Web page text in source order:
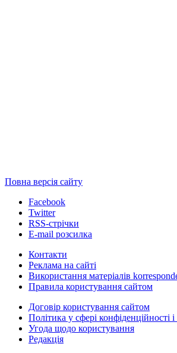
Повна версія сайту
Facebook
Twitter
RSS-стрічки
E-mail розсилка
Контакти
Реклама на сайті
Використання матеріалів
Правила користування сайтом
Договір користування сайтом
Політика у сфері конфіденційності
Угода щодо користування
Редакція